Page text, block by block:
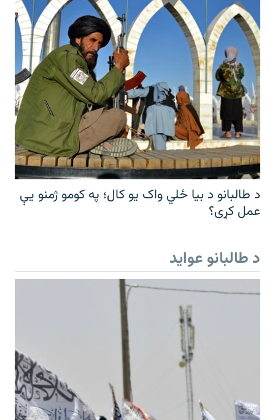
د طالبانو د بیا ځلي واک یو کال؛ په کومو ژمنو یې
عمل کړی؟
د طالبانو عواید